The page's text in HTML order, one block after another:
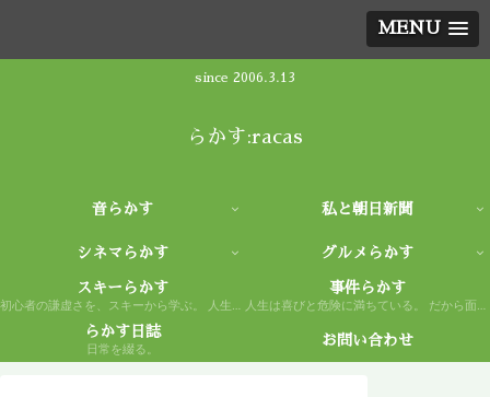
MENU
since 2006.3.13
らかす:racas
音らかす 私と朝日新聞
シネマらかす グルメらかす
スキーらかす
初心者の謙虚さを、スキーから学ぶ。 人生もまた然り。
事件らかす
人生は喜びと危険に満ちている。 だから面白い。
らかす日誌
日常を綴る。
お問い合わせ